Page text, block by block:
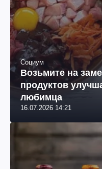
Социум
Возьмите на
продуктов
любимца
16.07.2026 14:21